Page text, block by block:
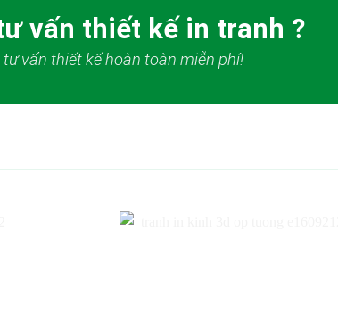
vấn thiết kế in tranh ?
vấn thiết kế hoàn toàn miễn phí!